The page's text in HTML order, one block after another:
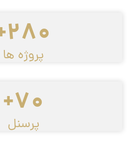
280+
پروژه ها
70+
پرسنل